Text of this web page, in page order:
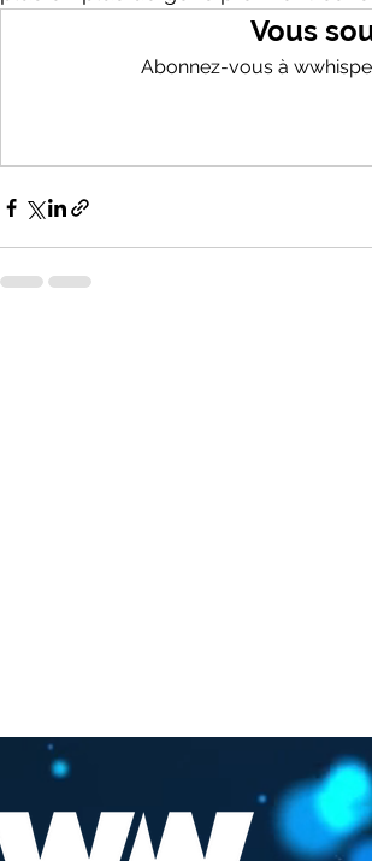
Vous
Abonnez-vous à